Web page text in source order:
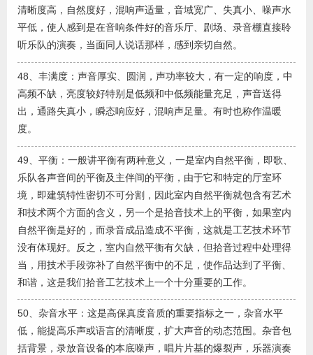
清晰度高，自然度好，混响声适量，音域宽广、失真小、噪声水
平低，使人感到是在音响条件好的音乐厅、剧场、录音棚直接聆
听乐队的演奏，当面同人说话那样，感到亲切自然。
48、丰满度：声音厚实、圆润，声功率较大，有一定的响度，中
高频不缺，亮度较好特别是低频和中低频能量充足，声音送得
出，通路失真小，瞬态响应好，混响声足量。有时也称作温暖
度。
49、平衡：一般讲平衡有两种意义，一是室内自然平衡，即歌、
乐队各声音间的平衡及主伴间的平衡，由于它和特定的厅室环
境，即建筑特性密切不可分割，因此室内自然平衡就包含有艺术
和技术两个方面的含义，另一个是拾音技术上的平衡，如果室内
自然平衡是好的，而录音成品造成不平衡，这就是工艺技术环节
没有体现好。反之，室内自然平衡有欠缺，但拾音过程中处理得
当，用技术手段弥补了自然平衡中的不足，使作品达到了平衡、
和谐，这是我们拾音工艺技术上一个十分重要的工作。
50、杂音水平：这是高保真度音质的重要指标之一，杂音水平
低，能提高乐声或语言的清晰度，扩大声音的动态范围。杂音包
括背景，录放音设备的本底噪声，唱片片基的爆裂声，乐器演奏